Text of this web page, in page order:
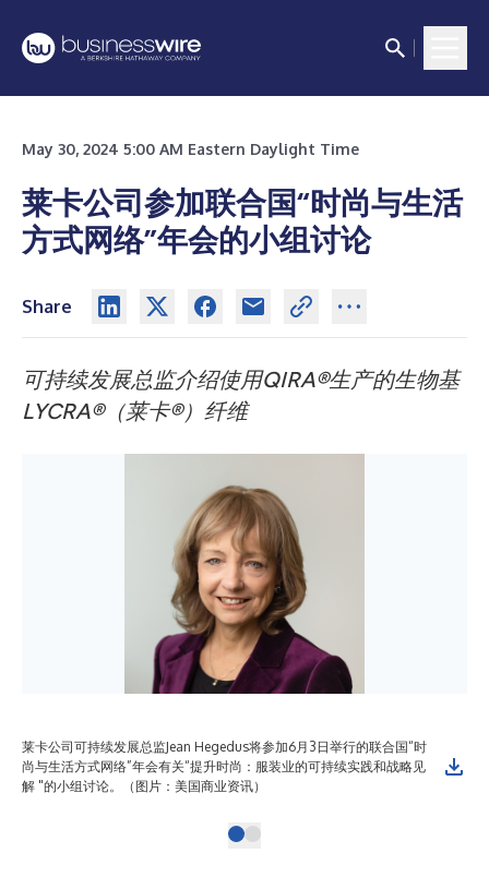
May 30, 2024 5:00 AM Eastern Daylight Time
莱卡公司参加联合国“时尚与生活
方式网络”年会的小组讨论
Share
可持续发展总监介绍使用QIRA®生产的生物基
LYCRA®（莱卡®）纤维
莱卡公司可持续发展总监Jean Hegedus将参加6月3日举行的联合国“时
尚与生活方式网络”年会有关“提升时尚：服装业的可持续实践和战略见
解 "的小组讨论。（图片：美国商业资讯）